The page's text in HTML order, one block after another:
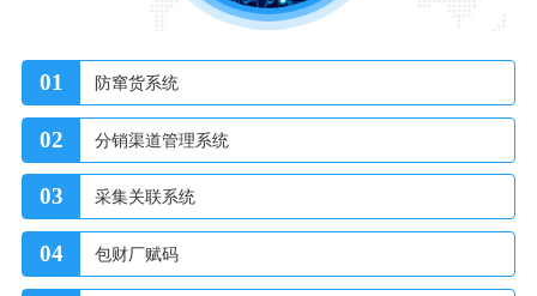
01 防窜货系统
02 分销渠道管理系统
03 采集关联系统
04 包财厂赋码